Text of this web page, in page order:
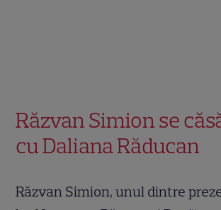
Răzvan Simion se
cu Daliana Răducan
Răzvan Simion, unul dintre